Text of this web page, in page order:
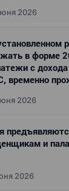
2026
в форме
с
временно
2026
и
2026